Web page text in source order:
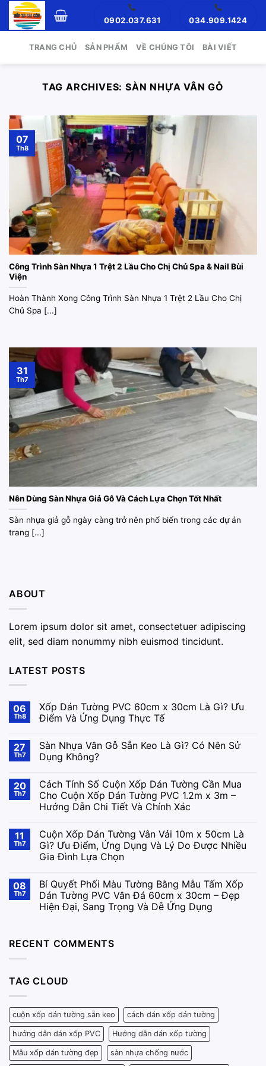
Skip
0902.037.631 034.909.1424
TRANG CHỦ SẢN PHẨM VỀ CHÚNG TÔI BÀI VIẾT
TAG ARCHIVES:SÀN NHỰA VÂN GỖ
Công Trình Sàn Nhựa 1 Trệt 2 Lầu Cho Chị Chủ Spa & Nail Bùi
Viện
Hoàn Thành Xong Công Trình Sàn Nhựa 1 Trệt 2 Lầu Cho Chị
Chủ Spa [...]
07
Th8
Nên Dùng Sàn Nhựa Giả Gỗ Và Cách Lựa Chọn Tốt Nhất
Sàn nhựa giả gỗ ngày càng trở nên phổ biến trong các dự án
trang [...]
31
Th7
ABOUT
Lorem ipsum dolor sit amet, consectetuer adipiscing
elit, sed diam nonummy nibh euismod tincidunt.
LATEST POSTS
06
Th8
Xốp Dán Tường PVC 60cm x 30cm Là Gì? Ưu
Điểm Và Ứng Dụng Thực Tế
27
Th7
Sàn Nhựa Vân Gỗ Sẵn Keo Là Gì? Có Nên Sử
Dụng Không?
20
Th7
Cách Tính Số Cuộn Xốp Dán Tường Cần Mua
Cho Cuộn Xốp Dán Tường PVC 1.2m x 3m –
Hướng Dẫn Chi Tiết Và Chính Xác
11
Th7
Cuộn Xốp Dán Tường Vân Vải 10m x 50cm Là
Gì? Ưu Điểm, Ứng Dụng Và Lý Do Được Nhiều
Gia Đình Lựa Chọn
08
Th7
Bí Quyết Phối Màu Tường Bằng Mẫu Tấm Xốp
Dán Tường PVC Vân Đá 60cm x 30cm – Đẹp
Hiện Đại, Sang Trọng Và Dễ Ứng Dụng
RECENT COMMENTS
TAG CLOUD
cuộn xốp dán tường sẵn keo cách dán xốp dán tường
hướng dẫn dán xốp PVC Hướng dẫn dán xốp tường
Mẫu xốp dán tường đẹp sàn nhựa chống nước